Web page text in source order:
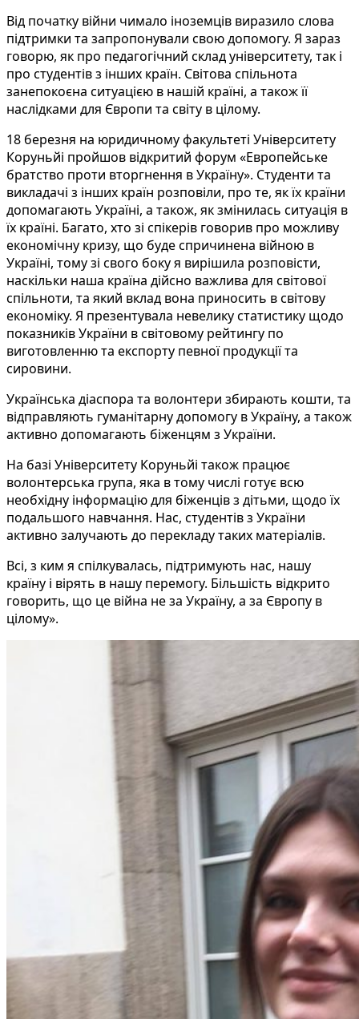
Від початку війни чимало іноземців виразило слова
підтримки та запропонували свою допомогу. Я зараз
говорю, як про педагогічний склад університету, так і
про студентів з інших країн. Світова спільнота
занепокоєна ситуацією в нашій країні, а також її
наслідками для Європи та світу в цілому.
18 березня на юридичному факультеті Університету
Коруньйі пройшов відкритий форум «Европейське
братство проти вторгнення в Україну». Студенти та
викладачі з інших країн розповіли, про те, як їх країни
допомагають Україні, а також, як змінилась ситуація в
їх країні. Багато, хто зі спікерів говорив про можливу
економічну кризу, що буде спричинена війною в
Україні, тому зі свого боку я вирішила розповісти,
наскільки наша країна дійсно важлива для світової
спільноти, та який вклад вона приносить в світову
економіку. Я презентувала невелику статистику щодо
показників України в світовому рейтингу по
виготовленню та експорту певної продукції та
сировини.
Українська діаспора та волонтери збирають кошти, та
відправляють гуманітарну допомогу в Україну, а також
активно допомагають біженцям з України.
На базі Університету Коруньйі також працює
волонтерська група, яка в тому числі готує всю
необхідну інформацію для біженців з дітьми, щодо їх
подальшого навчання. Нас, студентів з України
активно залучають до перекладу таких матеріалів.
Всі, з ким я спілкувалась, підтримують нас, нашу
країну і вірять в нашу перемогу. Більшість відкрито
говорить, що це війна не за Україну, а за Європу в
цілому».